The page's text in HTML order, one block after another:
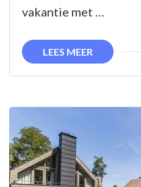
vakantie met …
LEES MEER